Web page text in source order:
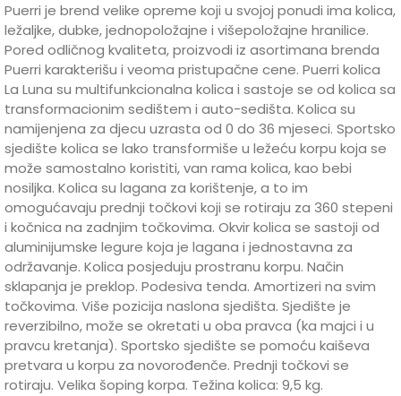
Puerri je brend velike opreme koji u svojoj ponudi ima kolica,
ležaljke, dubke, jednopoložajne i višepoložajne hranilice.
Pored odličnog kvaliteta, proizvodi iz asortimana brenda
Puerri karakterišu i veoma pristupačne cene. Puerri kolica
La Luna su multifunkcionalna kolica i sastoje se od kolica sa
transformacionim sedištem i auto-sedišta. Kolica su
namijenjena za djecu uzrasta od 0 do 36 mjeseci. Sportsko
sjedište kolica se lako transformiše u ležeću korpu koja se
može samostalno koristiti, van rama kolica, kao bebi
nosiljka. Kolica su lagana za korištenje, a to im
omogućavaju prednji točkovi koji se rotiraju za 360 stepeni
i kočnica na zadnjim točkovima. Okvir kolica se sastoji od
aluminijumske legure koja je lagana i jednostavna za
održavanje. Kolica posjeduju prostranu korpu. Način
sklapanja je preklop. Podesiva tenda. Amortizeri na svim
točkovima. Više pozicija naslona sjedišta. Sjedište je
reverzibilno, može se okretati u oba pravca (ka majci i u
pravcu kretanja). Sportsko sjedište se pomoću kaiševa
pretvara u korpu za novorođenče. Prednji točkovi se
rotiraju. Velika šoping korpa. Težina kolica: 9,5 kg.